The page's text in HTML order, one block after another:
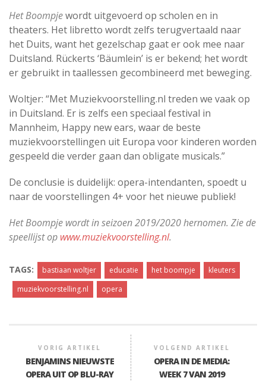
Het Boompjewordt uitgevoerd op scholen en in
theaters. Het libretto wordt zelfs terugvertaald naar
het Duits, want het gezelschap gaat er ook mee naar
Duitsland. Rückerts ‘Bäumlein’ is er bekend; het wordt
er gebruikt in taallessen gecombineerd met beweging.
Woltjer: “Met Muziekvoorstelling.nl treden we vaak op
in Duitsland. Er is zelfs een speciaal festival in
Mannheim, Happy new ears, waar de beste
muziekvoorstellingen uit Europa voor kinderen worden
gespeeld die verder gaan dan obligate musicals.”
De conclusie is duidelijk: opera-intendanten, spoedt u
naar de voorstellingen 4+ voor het nieuwe publiek!
Het Boompje wordt in seizoen 2019/2020 hernomen. Zie de
speellijst op www.muziekvoorstelling.nl.
TAGS: bastiaan woltjer educatie het boompje
kleuters
muziekvoorstelling.nl
opera
VORIG ARTIKEL
BENJAMINS NIEUWSTE
OPERA UIT OP BLU-RAY
VOLGEND ARTIKEL
OPERA IN DE MEDIA:
WEEK 7 VAN 2019